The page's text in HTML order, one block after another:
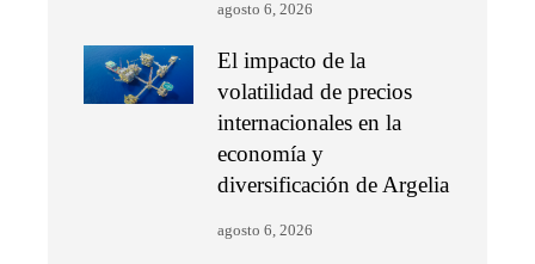
agosto 6, 2026
El impacto de la
volatilidad de precios
internacionales en la
economía y
diversificación de Argelia
agosto 6, 2026